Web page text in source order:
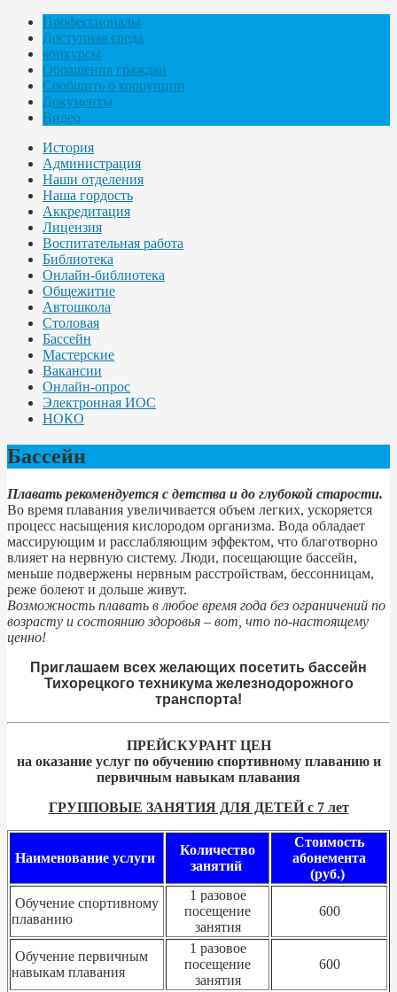
Профессионалы
Доступная среда
конкурсы
Обращения граждан
Сообщить о коррупции
Документы
Видео
История
Администрация
Наши отделения
Наша гордость
Аккредитация
Лицензия
Воспитательная работа
Библиотека
Онлайн-библиотека
Общежитие
Автошкола
Столовая
Бассейн
Мастерские
Вакансии
Онлайн-опрос
Электронная ИОС
НОКО
Бассейн
Плавать рекомендуется с детства и до глубокой старости.
Во время плавания увеличивается объем легких, ускоряется
процесс насыщения кислородом организма. Вода обладает
массирующим и расслабляющим эффектом, что благотворно
влияет на нервную систему. Люди, посещающие бассейн,
меньше подвержены нервным расстройствам, бессонницам,
реже болеют и дольше живут.
Возможность плавать в любое время года без ограничений по
возрасту и состоянию здоровья – вот, что по-настоящему
ценно!
Приглашаем всех желающих посетить бассейн
Тихорецкого техникума железнодорожного
транспорта!
ПРЕЙСКУРАНТ ЦЕН
на оказание услуг по обучению спортивному плаванию и
первичным навыкам плавания
ГРУППОВЫЕ ЗАНЯТИЯ ДЛЯ ДЕТЕЙ с 7 лет
Наименование услуги
Количество
занятий
Стоимость
абонемента
(руб.)
Обучение спортивному
плаванию
1 разовое
посещение
занятия
600
Обучение первичным
навыкам плавания
1 разовое
посещение
занятия
600